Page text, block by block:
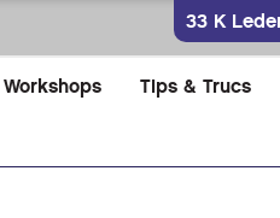
33 K
Workshops Tips & Trucs